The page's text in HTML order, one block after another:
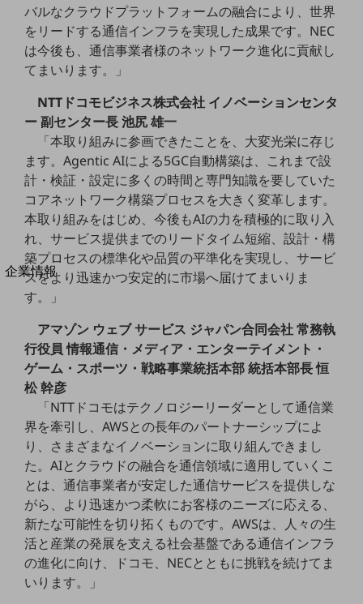
ゲーム感覚で見つける
ビジネスお悩み診断
NTTドコモビジネス
オンラインショップ
相談・申し込みができるバーチャルショップ
法人向けモバイルトップ
はじめての方へ
サービス・商品を探す
新規会員登録/ログインはこちら
100回線以上のお問い合わせ・お見積りはこちら
別ウィンドウで開きます
企業情報
企業情報TOP
会社案内
会社案内TOP
社長からのご挨拶
事業拠点
グループ会社
会社案内パンフレット
ニュースルーム
ニュースルームTOP
ニュースリリース
バルなクラウドプラットフォームの融合により、世界
をリードする通信インフラを実現した成果です。NEC
は今後も、通信事業者様のネットワーク進化に貢献し
てまいります。」
NTTドコモビジネス株式会社 イノベーションセンタ
ー 副センター長 池尻 雄一
「本取り組みに参画できたことを、大変光栄に存じ
ます。Agentic AIによる5GC自動構築は、これまで設
計・検証・設定に多くの時間と専門知識を要していた
コアネットワーク構築プロセスを大きく変革します。
本取り組みをはじめ、今後もAIの力を積極的に取り入
れ、サービス提供までのリードタイム短縮、設計・構
築プロセスの標準化や品質の平準化を実現し、サービ
スをより迅速かつ安定的に市場へ届けてまいりま
す。」
アマゾン ウェブ サービス ジャパン合同会社 常務執
行役員 情報通信・メディア・エンターテイメント・
ゲーム・スポーツ・戦略事業統括本部 統括本部長 恒
松 幹彦
「NTTドコモはテクノロジーリーダーとして通信業
界を牽引し、AWSとの長年のパートナーシップによ
り、さまざまなイノベーションに取り組んできまし
た。AIとクラウドの融合を通信領域に適用していくこ
とは、通信事業者が安定した通信サービスを提供しな
がら、より迅速かつ柔軟にお客様のニーズに応える、
新たな可能性を切り拓くものです。AWSは、人々の生
活と産業の発展を支える社会基盤である通信インフラ
の進化に向け、ドコモ、NECとともに挑戦を続けてま
いります。」